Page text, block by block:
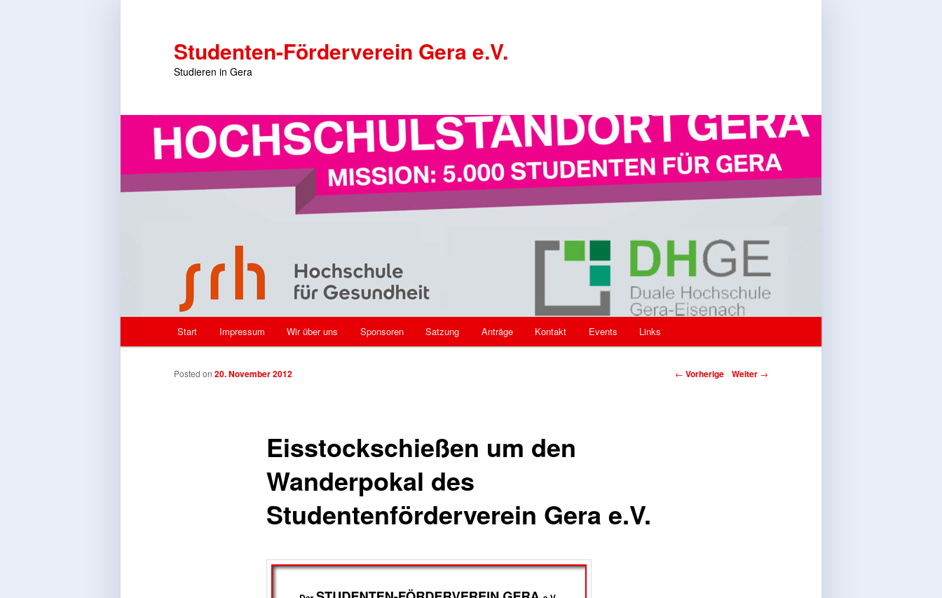
Studenten-Förderverein Gera e.V.
Studieren in Gera
Zum Inhalt wechseln
Zum sekundären Inhalt wechseln
Start Impressum Wir über uns Sponsoren Satzung Anträge Kontakt Events Links
Beitrags-Navigation ← Vorherige Weiter →
Eisstockschießen um den
Wanderpokal des
Studentenförderverein Gera e.V.
Posted on 20. November 2012